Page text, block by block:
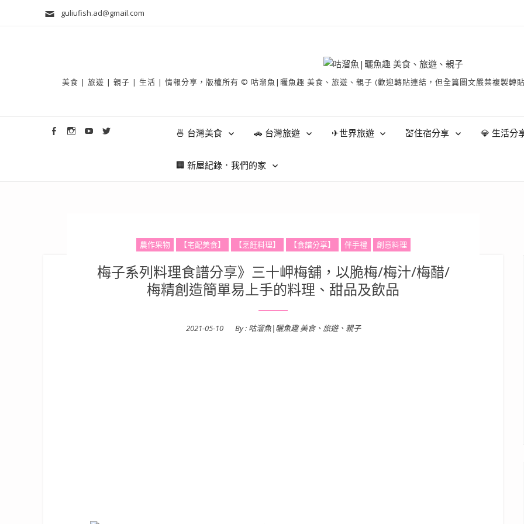
guliufish.ad@gmail.com
美食 | 旅遊 | 親子 | 生活 | 情報分享，版權所有 © 咕溜魚|曬魚趣 美食、旅遊、親子 (歡迎轉貼連結，但全篇圖文嚴禁複製轉
🍜 台灣美食 🚗 台灣旅遊 ✈世界旅遊 💒住宿分享 💎 生活分
🏢 新屋紀錄．我們的家
農作果物 【宅配美食】 【烹飪料理】 【食譜分享】 伴手禮 創意料理
梅子系列料理食譜分享》三十岬梅舖，以脆梅/梅汁/梅醋/
梅精創造簡單易上手的料理、甜品及飲品
Posted
2021-05-10 By : 咕溜魚|曬魚趣 美食、旅遊、親子